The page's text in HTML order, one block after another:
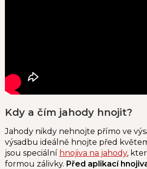
Kdy a čím jahody hnojit?
Jahody nikdy nehnojte přímo ve
výsadbu ideálně hnojte před
jsou speciální hnojiva na jahody,
formou zálivky. Před aplikací